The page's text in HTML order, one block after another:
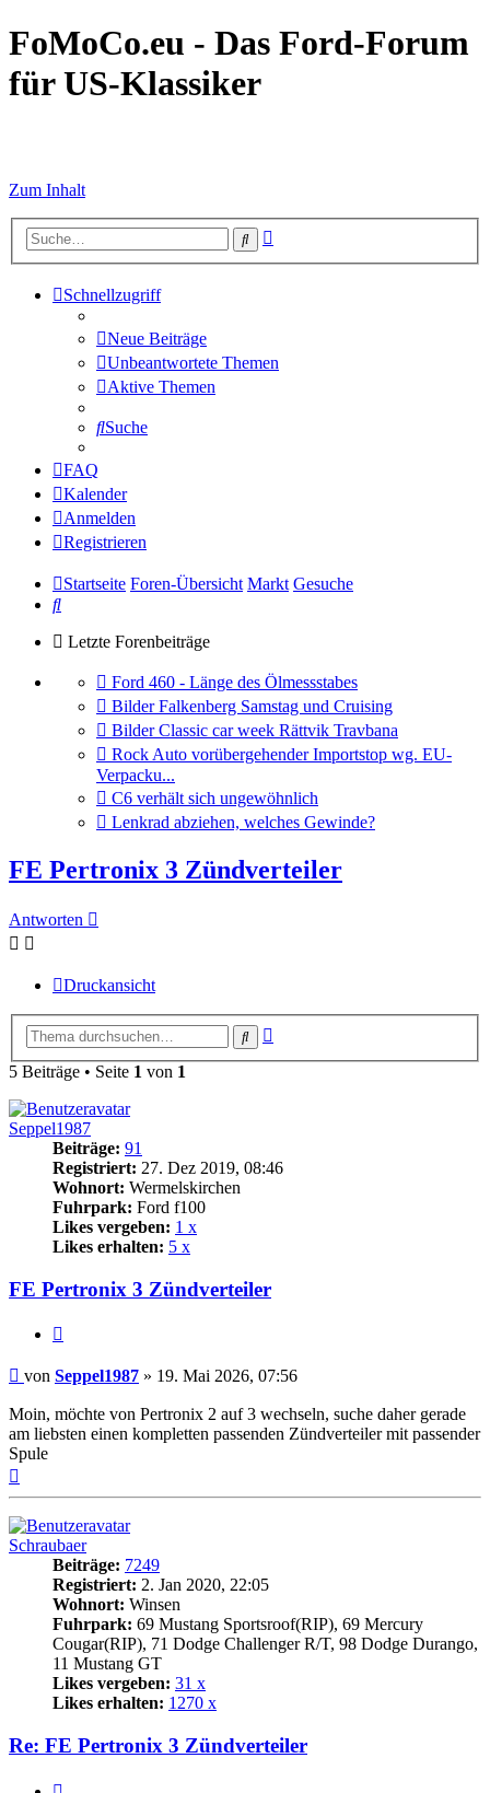
FoMoCo.eu - Das Ford-Forum
für US-Klassiker
Zum Inhalt
Suche
Schnellzugriff
Neue Beiträge
Unbeantwortete Themen
Aktive Themen
Suche
FAQ
Kalender
Anmelden
Registrieren
Startseite Foren-Übersicht Markt Gesuche
Suche
Letzte Forenbeiträge
Gehe
zum
letzten
Beitrag
Ford 460 - Länge des Ölmessstabes
Gehe
zum
letzten
Beitrag
Bilder Falkenberg Samstag und Cruising
Gehe
zum
letzten
Beitrag
Bilder Classic car week Rättvik Travbana
Gehe
zum
letzten
Beitrag
Rock Auto vorübergehender Importstop wg. EU-
Verpacku...
Gehe
zum
letzten
C6 verhält sich ungewöhnlich
Gehe
letzten
Beitrag
Lenkrad abziehen, welches Gewinde?
FE Pertronix 3 Zündverteiler
Antworten
Druckansicht
Suche
5 Beiträge • Seite 1 von 1
Seppel1987
Beiträge: 91
Registriert: 27. Dez 2019, 08:46
Wohnort: Wermelskirchen
Fuhrpark: Ford f100
Likes vergeben: 1 x
Likes erhalten: 5 x
FE Pertronix 3 Zündverteiler
Beitrag
von Seppel1987 » 19. Mai 2026, 07:56
Moin, möchte von Pertronix 2 auf 3 wechseln, suche daher gerade
am liebsten einen kompletten passenden Zündverteiler mit passender
Spule
Schraubaer
Beiträge: 7249
Registriert: 2. Jan 2020, 22:05
Wohnort: Winsen
Fuhrpark: 69 Mustang Sportsroof(RIP), 69 Mercury
Cougar(RIP), 71 Dodge Challenger R/T, 98 Dodge Durango,
11 Mustang GT
Likes vergeben: 31 x
Likes erhalten: 1270 x
Re: FE Pertronix 3 Zündverteiler